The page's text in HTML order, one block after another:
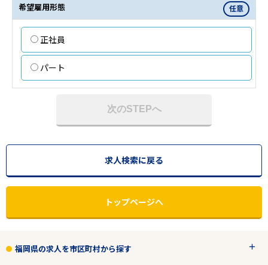
希望雇用形態 任意
正社員
パート
次のSTEPへ
求人検索に戻る
トップページへ
福岡県の求人を市区町村から探す